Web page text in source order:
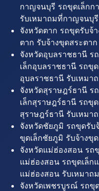
กาญจนบุรี รถขุดเล็ก
รับเหมาถมที่กาญจนบุรี
จังหวัดตาก รถขุดรับจ้
ตาก รับจ้างขุดสระตา
จังหวัดอุบลราชธานี ร
เล็กอุบลราชธานี รถขุ
อุบลราชธานี รับเหมา
จังหวัดสุราษฎร์ธานี ร
เล็กสุราษฎร์ธานี รถขุ
สุราษฎร์ธานี รับเหมา
จังหวัดชัยภูมิ รถขุดรับ
ขุดเล็กชัยภูมิ รับจ้างขุ
จังหวัดแม่ฮ่องสอน รถ
แม่ฮ่องสอน รถขุดเล็ก
แม่ฮ่องสอน รับเหมาถ
จังหวัดเพชรบูรณ์ รถขุ